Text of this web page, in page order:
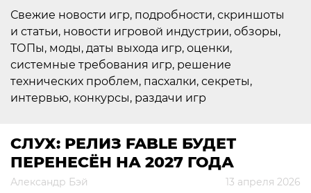
Свежие новости игр, подробности, скриншоты
и статьи, новости игровой индустрии, обзоры,
ТОПы, моды, даты выхода игр, оценки,
системные требования игр, решение
технических проблем, пасхалки, секреты,
интервью, конкурсы, раздачи игр
СЛУХ: РЕЛИЗ FABLE БУДЕТ
ПЕРЕНЕСЁН НА 2027 ГОДА
Александр Бэй 13 апреля 2026